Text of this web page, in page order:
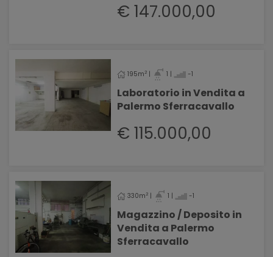
€ 147.000,00
195m2 | 1 | -1
Laboratorio in Vendita a
Palermo Sferracavallo
€ 115.000,00
330m2 | 1 | -1
Magazzino / Deposito in
Vendita a Palermo
Sferracavallo